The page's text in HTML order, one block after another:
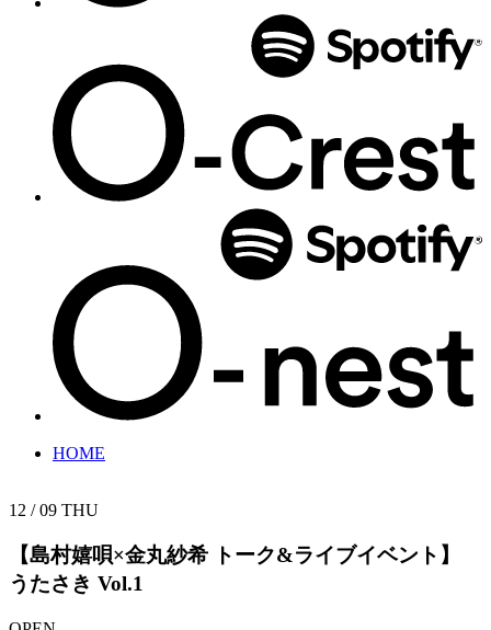
HOME
12 / 09 THU
【島村嬉唄×金丸紗希 トーク&ライブイベント】
うたさき Vol.1